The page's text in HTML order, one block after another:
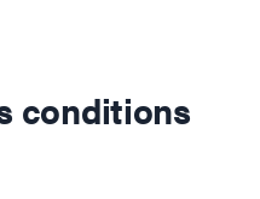
conditions